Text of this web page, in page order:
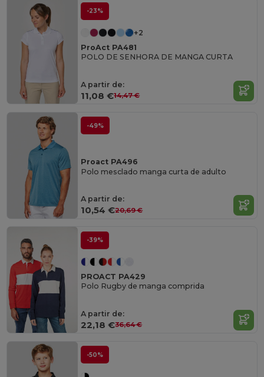
-23%
+2
ProAct PA481
POLO DE SENHORA DE MANGA CURTA
A partir de:
11,08 €14,47 €
-49%
Proact PA496
Polo mesclado manga curta de adulto
A partir de:
10,54 €20,69 €
-39%
PROACT PA429
Polo Rugby de manga comprida
A partir de:
22,18 €36,64 €
-50%